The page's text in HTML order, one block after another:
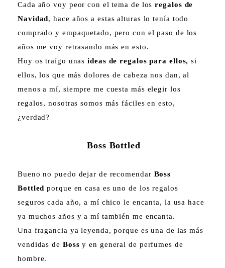
Cada año voy peor con el tema de losregalos de
Navidad, hace años a estas alturas lo tenía todo
comprado y empaquetado, pero con el paso de los
años me voy retrasando más en esto.
Hoy os traígo unasideas de regalos para ellos, si
ellos, los que más dolores de cabeza nos dan, al
menos a mí, siempre me cuesta más elegir los
regalos, nosotras somos más fáciles en esto,
¿verdad?
Boss Bottled
Bueno no puedo dejar de recomendar Boss
Bottledporque en casa es uno de los regalos
seguros cada año, a mí chico le encanta, la usa hace
ya muchos años y a mí también me encanta.
Una fragancia ya leyenda, porque es una de las más
vendidas de Bossy en general de perfumes de
hombre.